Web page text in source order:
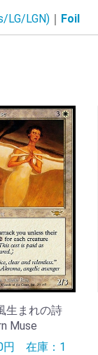
LG/LGN) Foil
生まれの詩
Muse
円在庫：1